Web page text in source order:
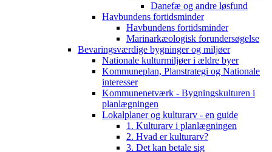
Danefæ og andre løsfund
Havbundens fortidsminder
Havbundens fortidsminder
Marinarkæologisk forundersøgelse
Bevaringsværdige bygninger og miljøer
Nationale kulturmiljøer i ældre byer
Kommuneplan, Planstrategi og Nationale
interesser
Kommunenetværk - Bygningskulturen i
planlægningen
Lokalplaner og kulturarv - en guide
1. Kulturarv i planlægningen
2. Hvad er kulturarv?
3. Det kan betale sig